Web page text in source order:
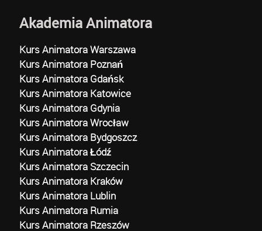
Akademia Animatora
Kurs Animatora Warszawa
Kurs Animatora Poznań
Kurs Animatora Gdańsk
Kurs Animatora Katowice
Kurs Animatora Gdynia
Kurs Animatora Wrocław
Kurs Animatora Bydgoszcz
Kurs Animatora Łódź
Kurs Animatora Szczecin
Kurs Animatora Kraków
Kurs Animatora Lublin
Kurs Animatora Rumia
Kurs Animatora Rzeszów